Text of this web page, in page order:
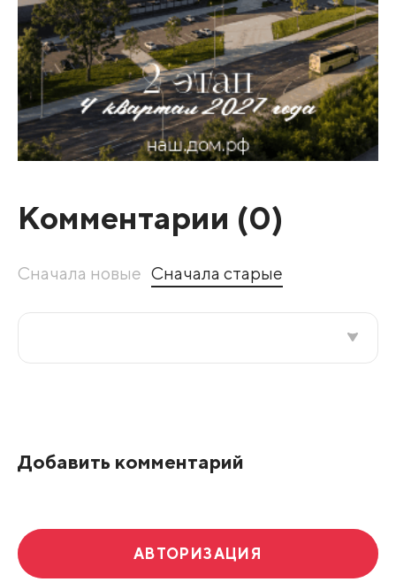
Комментарии (0)
Сначала новые Сначала старые
Добавить комментарий
АВТОРИЗАЦИЯ